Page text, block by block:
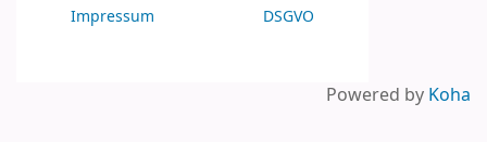
Impressum DSGVO
Powered by Koha